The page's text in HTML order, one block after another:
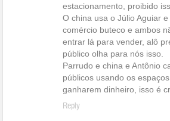
estacionamento, proibido
O china usa o Júlio Aguiar
comércio buteco e ambos
entrar lá para vender, alô
público olha para nós isso.
Parrudo e china e Antônio
públicos usando os
ganharem dinheiro, isso é
Reply